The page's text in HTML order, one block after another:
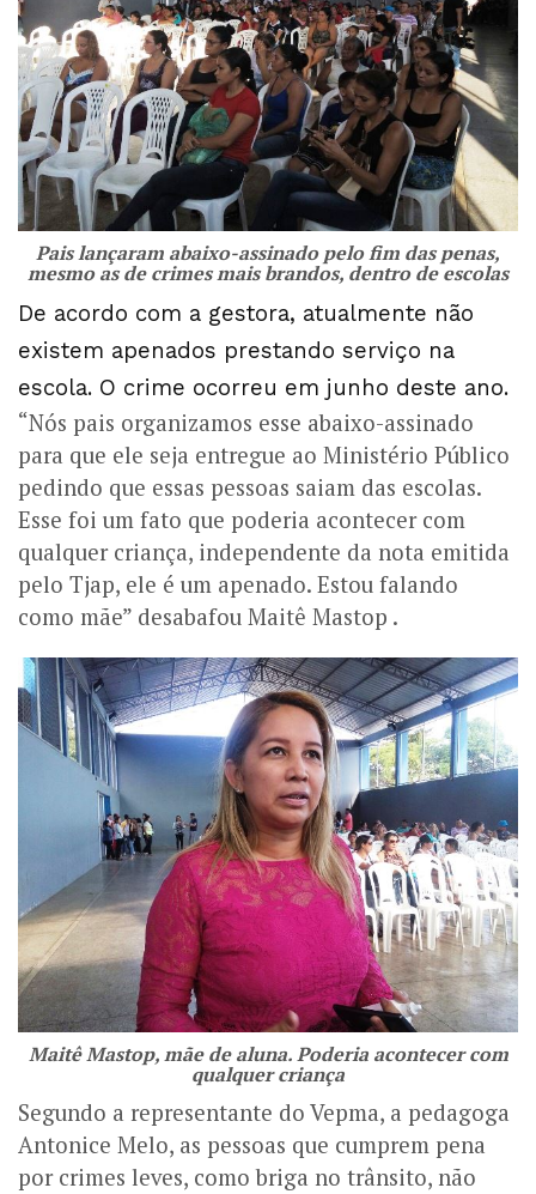
Pais lançaram abaixo-assinado pelo fim das penas,
mesmo as de crimes mais brandos, dentro de escolas
De acordo com a gestora, atualmente não
existem apenados prestando serviço na
escola. O crime ocorreu em junho deste ano.
“Nós pais organizamos esse abaixo-assinado
para que ele seja entregue ao Ministério Público
pedindo que essas pessoas saiam das escolas.
Esse foi um fato que poderia acontecer com
qualquer criança, independente da nota emitida
pelo Tjap, ele é um apenado. Estou falando
como mãe” desabafou Maitê Mastop .
Maitê Mastop, mãe de aluna. Poderia acontecer com
qualquer criança
Segundo a representante do Vepma, a pedagoga
Antonice Melo, as pessoas que cumprem pena
por crimes leves, como briga no trânsito, não